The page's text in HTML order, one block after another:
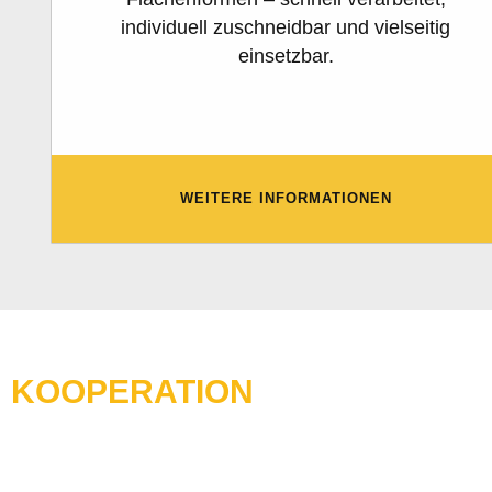
individuell zuschneidbar und vielseitig
einsetzbar.
WEITERE INFORMATIONEN
KOOPERATION